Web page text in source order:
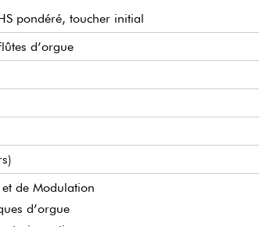
pondéré, toucher initial
d’orgue
de Modulation
d’orgue